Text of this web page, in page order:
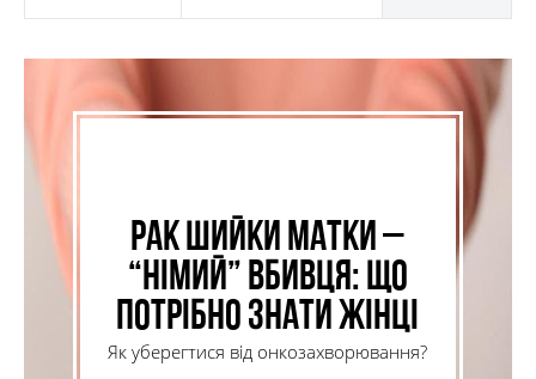
Рак шийки матки –
“німий” вбивця: що
потрібно знати жінці
Як уберегтися від онкозахворювання?